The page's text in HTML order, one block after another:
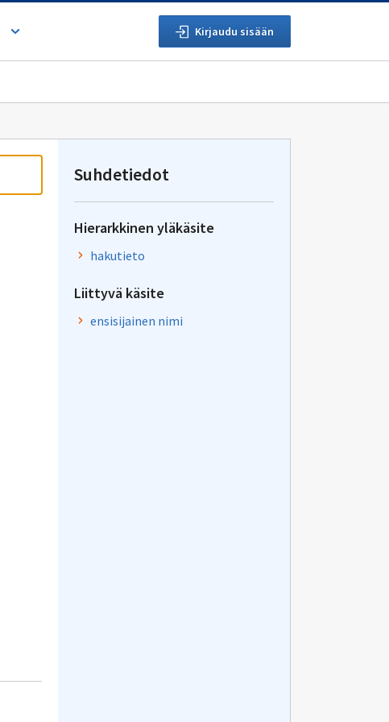
Kirjaudu sisään
Suhdetiedot
Hierarkkinen yläkäsite
hakutieto
Liittyvä käsite
ensisijainen nimi